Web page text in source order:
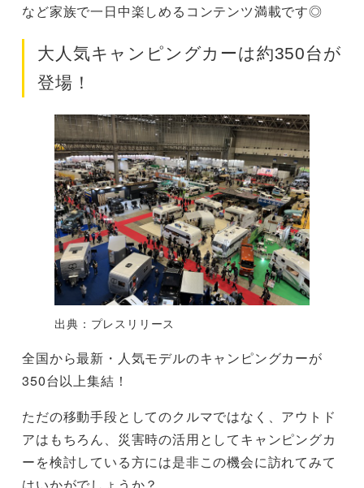
など家族で一日中楽しめるコンテンツ満載です◎
大人気キャンピングカーは約350台が
登場！
出典：プレスリリース
全国から最新・人気モデルのキャンピングカーが
350台以上集結！
ただの移動手段としてのクルマではなく、アウトド
アはもちろん、災害時の活用としてキャンピングカ
ーを検討している方には是非この機会に訪れてみて
はいかがでしょうか？